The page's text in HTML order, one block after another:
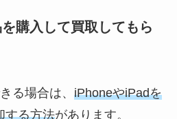
購入して買取してもら
る場合は、 iPhoneやiPadを
する方法があります。